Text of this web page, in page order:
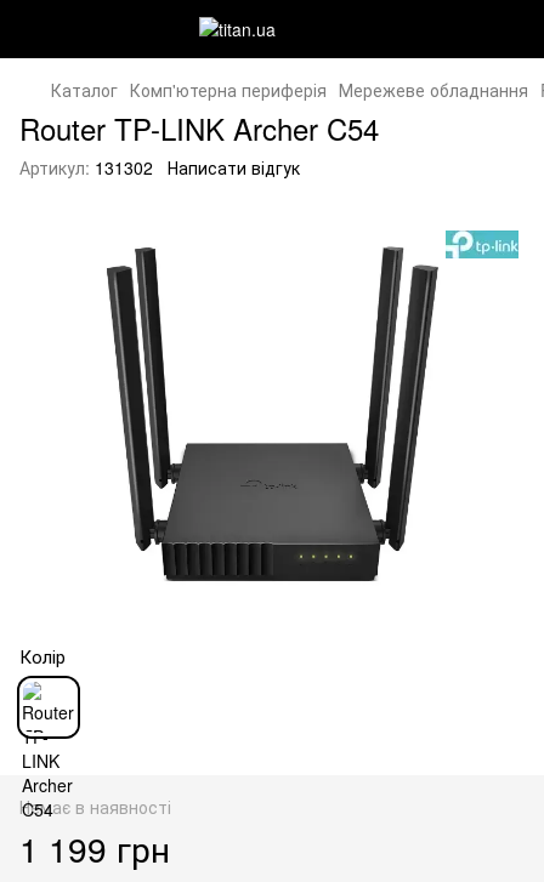
Каталог Комп'ютерна периферія Мережеве обладнання
Router TP-LINK Archer C54
Артикул: 131302 Написати відгук
Колір
Немає в наявності
1 199 грн